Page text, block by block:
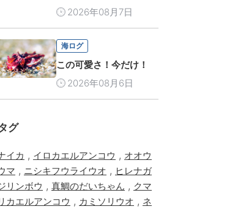
2026年08月7日
海ログ
この可愛さ！今だけ！
2026年08月6日
グ
イカ , イロカエルアンコウ , オオウ
マ , ニシキフウライウオ , ヒレナガ
リンボウ , 真鯛のだいちゃん , クマ
カエルアンコウ , カミソリウオ , ネ